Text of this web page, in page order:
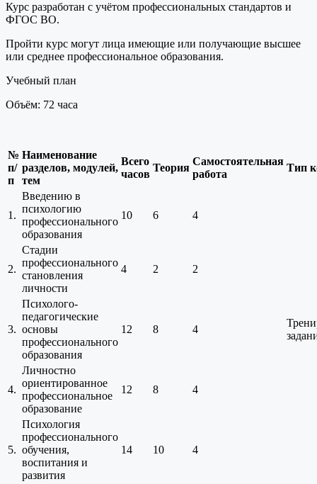
Курс разработан с учётом профессиональных стандартов и
ФГОС ВО.
Пройти курс могут лица имеющие или получающие высшее
или среднее профессиональное образования.
Учебный план
Объём: 72 часа
№
п/
п
Наименование
разделов, модулей,
тем
Всего
часов
Теория
Самостоятельная
работа
Тип
1.
Введению в
психологию
профессионального
образования
10 6 4
2.
Стадии
профессионального
становления
личности
4 2 2
3.
Психолого-
педагогические
основы
профессионального
образования
12 8 4
4.
Личностно
ориентированное
профессиональное
образование
12 8 4
5.
Психология
профессионального
обучения,
воспитания и
развития
14 10 4